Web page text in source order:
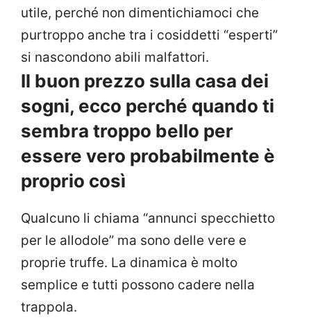
utile, perché non dimentichiamoci che
purtroppo anche tra i cosiddetti “esperti”
si nascondono abili malfattori.
Il buon prezzo sulla casa dei
sogni, ecco perché quando ti
sembra troppo bello per
essere vero probabilmente è
proprio così
Qualcuno li chiama “annunci specchietto
per le allodole” ma sono delle vere e
proprie truffe. La dinamica è molto
semplice e tutti possono cadere nella
trappola.